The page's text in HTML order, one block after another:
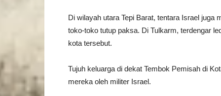
Di wilayah utara Tepi Barat, tentara Israel
toko-toko tutup paksa. Di Tulkarm, terdengar
kota tersebut.
Tujuh keluarga di dekat Tembok Pemisah di
mereka oleh militer Israel.